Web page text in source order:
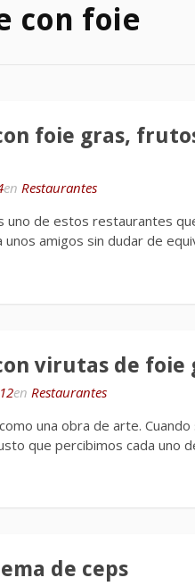
con foie
foie gras,
en Restaurantes
uno de estos restaurantes
amigos sin dudar de
virutas de foie
en Restaurantes
una obra de arte.
que percibimos cada uno
de ceps